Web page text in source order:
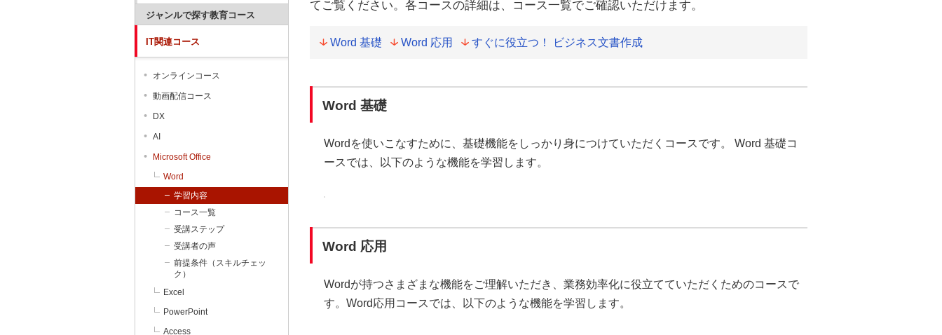
てご覧ください。各コースの詳細は、コース一覧でご確認いただけます。
Word 基礎 Word 応用 すぐに役立つ！ ビジネス文書作成
Word 基礎
Wordを使いこなすために、基礎機能をしっかり身につけていただくコースです。 Word 基礎コ
ースでは、以下のような機能を学習します。
Word 応用
Wordが持つさまざまな機能をご理解いただき、業務効率化に役立てていただくためのコースで
す。Word応用コースでは、以下のような機能を学習します。
ジャンルで探す教育コース
IT関連コース
オンラインコース
動画配信コース
DX
AI
Microsoft Office
Word
学習内容
コース一覧
受講ステップ
受講者の声
前提条件（スキルチェッ
ク）
Excel
PowerPoint
Access